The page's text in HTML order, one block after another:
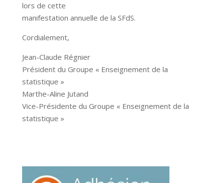
lors de cette
manifestation annuelle de la SFdS.
Cordialement,
Jean-Claude Régnier
Président du Groupe « Enseignement de la
statistique »
Marthe-Aline Jutand
Vice-Présidente du Groupe « Enseignement de la
statistique »